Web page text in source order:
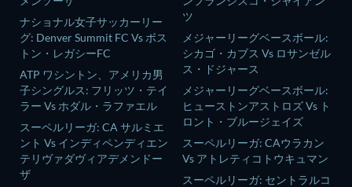
ナショナル女子サッカーリー
グ: Denver Summit FC Vs ボス
トン・レガシーFC
ATP ワシントン、アメリカ男
子シングルス: フリッツ・テイ
ラー Vs ホダル・ラファエル
スーペルリーガ: CA サルミエ
ント Vs インディペンディエン
テリヴァダヴィアデメンドー
ザ
ツ
メジャーリーグベースボール:
シカゴ・カブス Vs ロサンゼル
ス・ドジャース
メジャーリーグベースボール:
ヒューストンアストロズ Vs ト
ロント・ブルージェイズ
スーペルリーガ: CAウラカン
Vs アトレティコトウキュマン
スーペルリーガ: セントラルコ